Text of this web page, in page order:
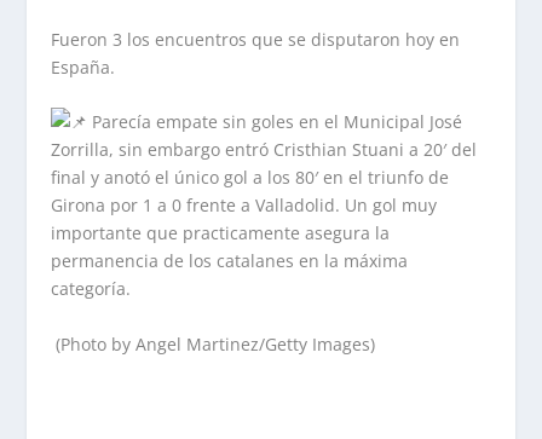
Fueron3 los encuentros que se disputaron hoy en
España.
Parecía empate sin goles en el Municipal José
Zorrilla, sin embargo entró Cristhian Stuani a 20′ del
final y anotó el único gol a los 80′ en el triunfo de
Girona por 1 a 0 frente a Valladolid. Un gol muy
importante que practicamente asegura la
permanencia de los catalanes en la máxima
categoría.
(Photo by Angel Martinez/Getty Images)